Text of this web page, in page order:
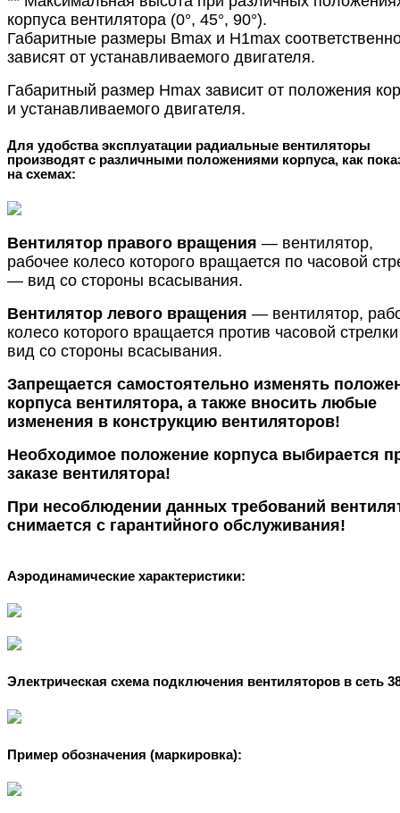
корпуса вентилятора (0°, 45°, 90°).
Габаритные размеры Bmax и H1max
зависят от устанавливаемого двигателя.
Габаритный размер Hmax зависит от положения
и устанавливаемого двигателя.
Для удобства эксплуатации радиальные вентиляторы
производят с различными положениями корпуса, как
на схемах:
Вентилятор правого вращения — вентилятор,
рабочее колесо которого вращается по часовой
— вид со стороны всасывания.
Вентилятор левого вращения — вентилятор,
колесо которого вращается против часовой
вид со стороны всасывания.
Запрещается самостоятельно изменять
корпуса вентилятора, а также вносить любые
изменения в конструкцию вентиляторов!
Необходимое положение корпуса выбирается
заказе вентилятора!
При несоблюдении данных требований
снимается с гарантийного обслуживания!
Аэродинамические характеристики:
Электрическая схема подключения вентиляторов в сеть
Пример обозначения (маркировка):